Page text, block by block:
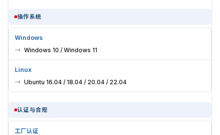
操作系统
Windows
Windows 10 / Windows 11
Linux
Ubuntu 16.04 / 18.04 / 20.04 / 22.04
认证与合规
工厂认证